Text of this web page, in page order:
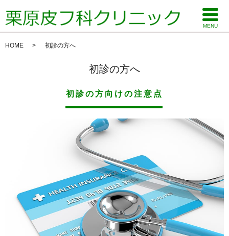
MENU
HOME 初診の方へ
初診の方へ
初診の方向けの注意点